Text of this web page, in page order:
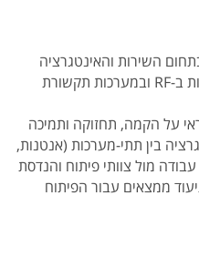
השירות והאינטגרציה
בחטיבת תקשוב וסייבר, עם התמחות ב-RF ובמערכות תקשורת
על הקמה, תחזוקה ותמיכה
בין תתי-מערכות (אנטנות,
מול צוותי פיתוח והנדסת
ממצאים עבור הפיתוח